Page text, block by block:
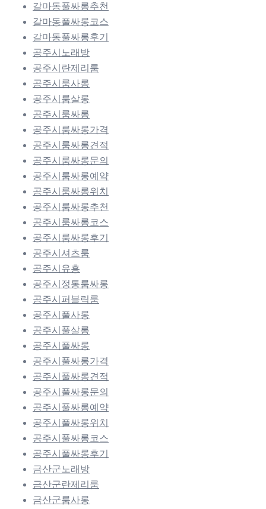
갈마동풀싸롱추천
갈마동풀싸롱코스
갈마동풀싸롱후기
공주시노래방
공주시란제리룸
공주시룸사롱
공주시룸살롱
공주시룸싸롱
공주시룸싸롱가격
공주시룸싸롱견적
공주시룸싸롱문의
공주시룸싸롱예약
공주시룸싸롱위치
공주시룸싸롱추천
공주시룸싸롱코스
공주시룸싸롱후기
공주시셔츠룸
공주시유흥
공주시정통룸싸롱
공주시퍼블릭룸
공주시풀사롱
공주시풀살롱
공주시풀싸롱
공주시풀싸롱가격
공주시풀싸롱견적
공주시풀싸롱문의
공주시풀싸롱예약
공주시풀싸롱위치
공주시풀싸롱코스
공주시풀싸롱후기
금산군노래방
금산군란제리룸
금산군룸사롱